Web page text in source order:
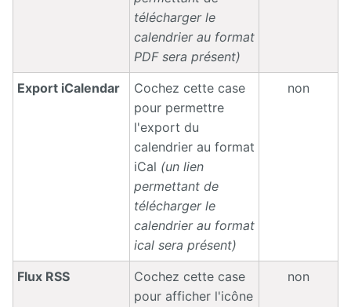
télécharger le
calendrier au format
PDF sera présent)
Export iCalendar
Cochez cette case
pour permettre
l'export du
calendrier au format
iCal (un lien
permettant de
télécharger le
calendrier au format
ical sera présent)
non
Flux RSS
Cochez cette case
pour afficher l'icône
non